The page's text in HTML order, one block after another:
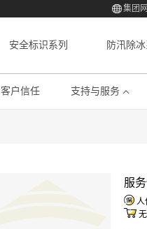
集团
安全标识系列 防汛除冰
客户信任 支持与服务
服
人